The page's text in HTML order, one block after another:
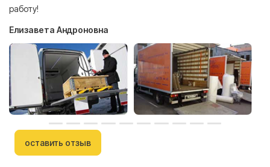
работу!
Елизавета Андроновна
оставить отзыв